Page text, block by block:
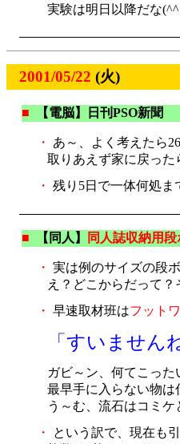
実験は明日以降だな
2001/05/22 (火)
■ 【電脳】日刊PSO新聞
・
あ～、よく考えたら
取りあえず家に戻った
・ 残り5日で一体何処ま
■ 【同人】 同人誌収納用
・ 実は例のサイズの段ボ
え？どこからだって
・ 早速取材班はフット
「すいません
ガビ～ン、何てこった
最早手に入らない物は
う～む、流石はコミケ
・
という訳で、現在も